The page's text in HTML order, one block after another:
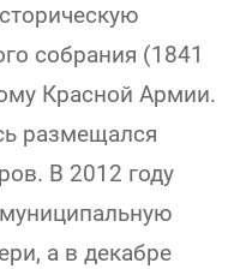
собрания (1841
Красной Армии.
размещался
В 2012 году
а в декабре